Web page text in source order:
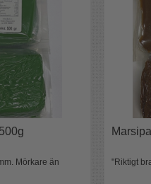
Mörkare än
"Riktigt